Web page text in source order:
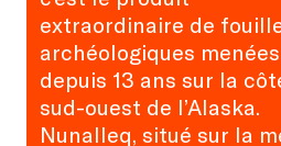
extraordinaire de
archéologiques menées
depuis 13 ans sur la
sud-ouest de l’Alaska.
Nunalleq, situé sur la